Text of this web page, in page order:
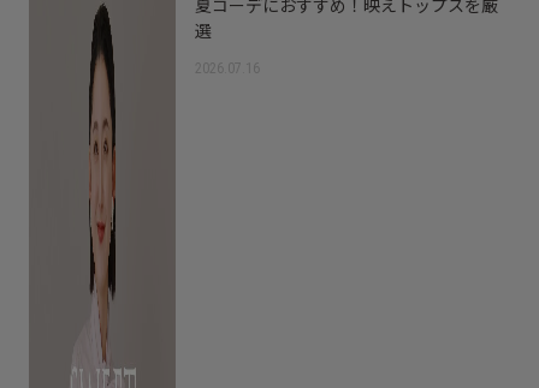
夏コーデにおすすめ！映えトップスを厳
選
2026.07.16